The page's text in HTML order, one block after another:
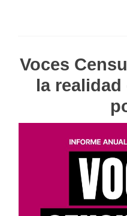
Voces
la